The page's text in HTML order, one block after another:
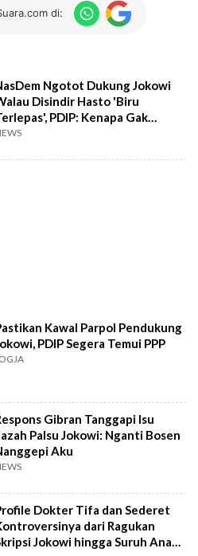
di:
Ngotot Dukung Jokowi
Disindir Hasto 'Biru
PDIP: Kenapa Gak
Sekalian?
Kawal Parpol Pendukung
PDIP Segera Temui PPP
Gibran Tanggapi Isu
Palsu Jokowi: Nganti Bosen
Aku
Dokter Tifa dan Sederet
dari Ragukan
Jokowi hingga Suruh Anak